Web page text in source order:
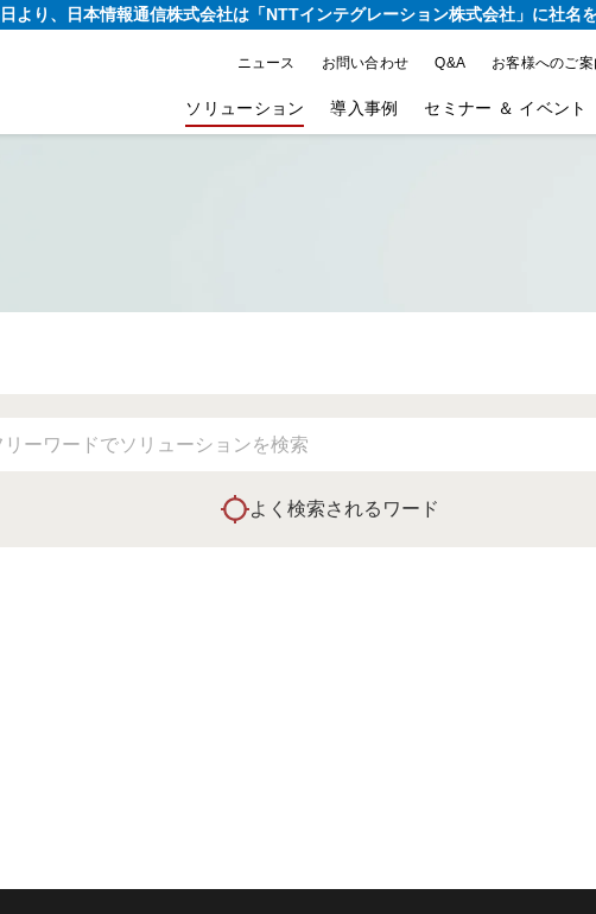
より、日本情報通信株式会社は「NTTインテグレーション株式会社」に社名
ニュース お問い合わせ Q&A お客様へのご
ソリューション 導入事例 セミナー ＆ イベント
よく検索されるワード